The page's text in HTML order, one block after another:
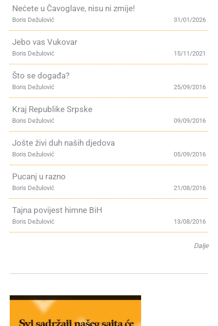
Nećete u Čavoglave, nisu ni zmije!
31/01/2026
Boris Dežulović
Jebo vas Vukovar
15/11/2021
Boris Dežulović
Što se događa?
25/09/2016
Boris Dežulović
Kraj Republike Srpske
09/09/2016
Boris Dežulović
Jošte živi duh naših djedova
05/09/2016
Boris Dežulović
Pucanj u razno
21/08/2016
Boris Dežulović
Tajna povijest himne BiH
13/08/2016
Boris Dežulović
Dalje